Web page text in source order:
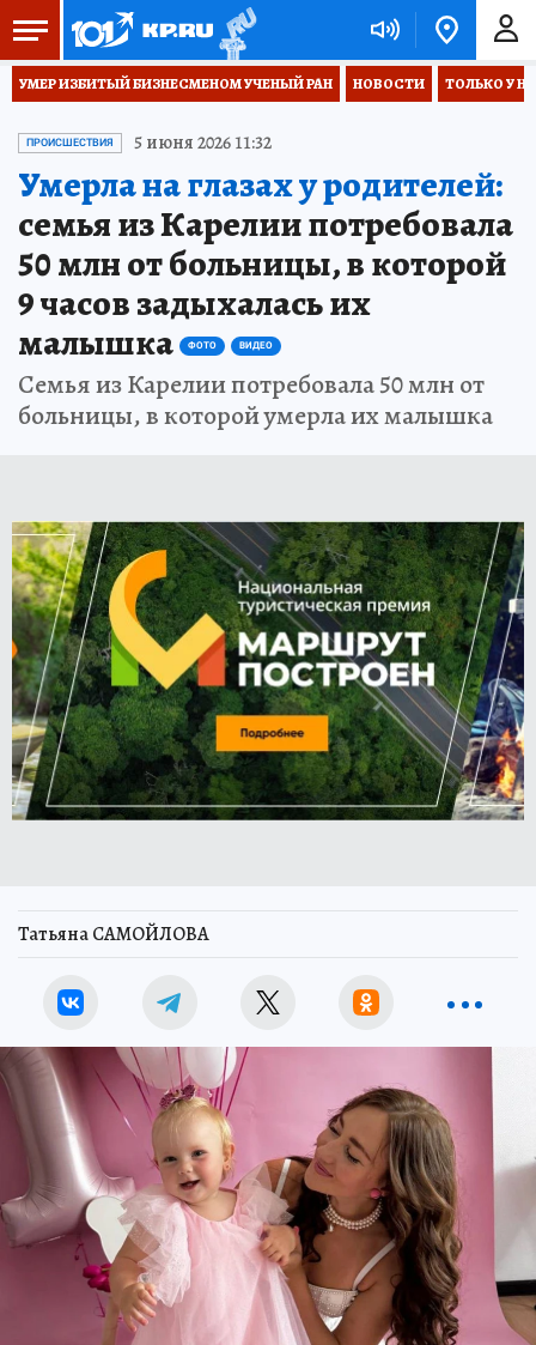
УМЕР ИЗБИТЫЙ БИЗНЕСМЕНОМ УЧЕНЫЙ РАН НОВОСТИ ТОЛЬКО У
ПРОИСШЕСТВИЯ 5 июня 2026 11:32
Умерла на глазах у родителей:
семья из Карелии потребовала
50 млн от больницы, в которой
9 часов задыхалась их
малышка
ФОТО ВИДЕО
Семья из Карелии потребовала 50 млн от
больницы, в которой умерла их малышка
Татьяна САМОЙЛОВА